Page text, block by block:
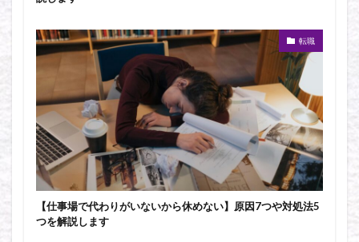
転職
【仕事場で代わりがいないから休めない】原因7つや対処法5
つを解説します